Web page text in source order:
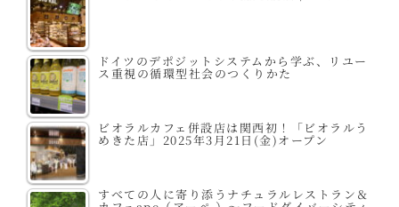
ドイツのデポジットシステムから学ぶ、リユー
ス重視の循環型社会のつくりかた
ビオラルカフェ併設店は関西初！「ビオラルう
めきた店」2025年3月21日(金)オープン
すべての人に寄り添うナチュラルレストラン＆